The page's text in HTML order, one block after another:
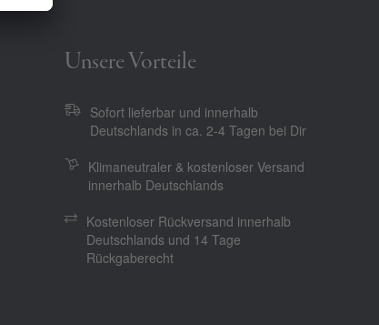
Unsere Vorteile
Sofort lieferbar und innerhalb
Deutschlands in ca. 2-4 Tagen bei Dir
Klimaneutraler & kostenloser Versand
innerhalb Deutschlands
Kostenloser Rückversand innerhalb
Deutschlands und 14 Tage
Rückgaberecht